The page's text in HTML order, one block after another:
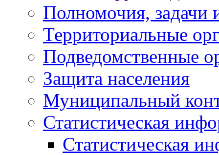
Полномочия, задачи
Территориальные
Подведомственные
Защита населения
Муниципальный
Статистическая
Статистическая